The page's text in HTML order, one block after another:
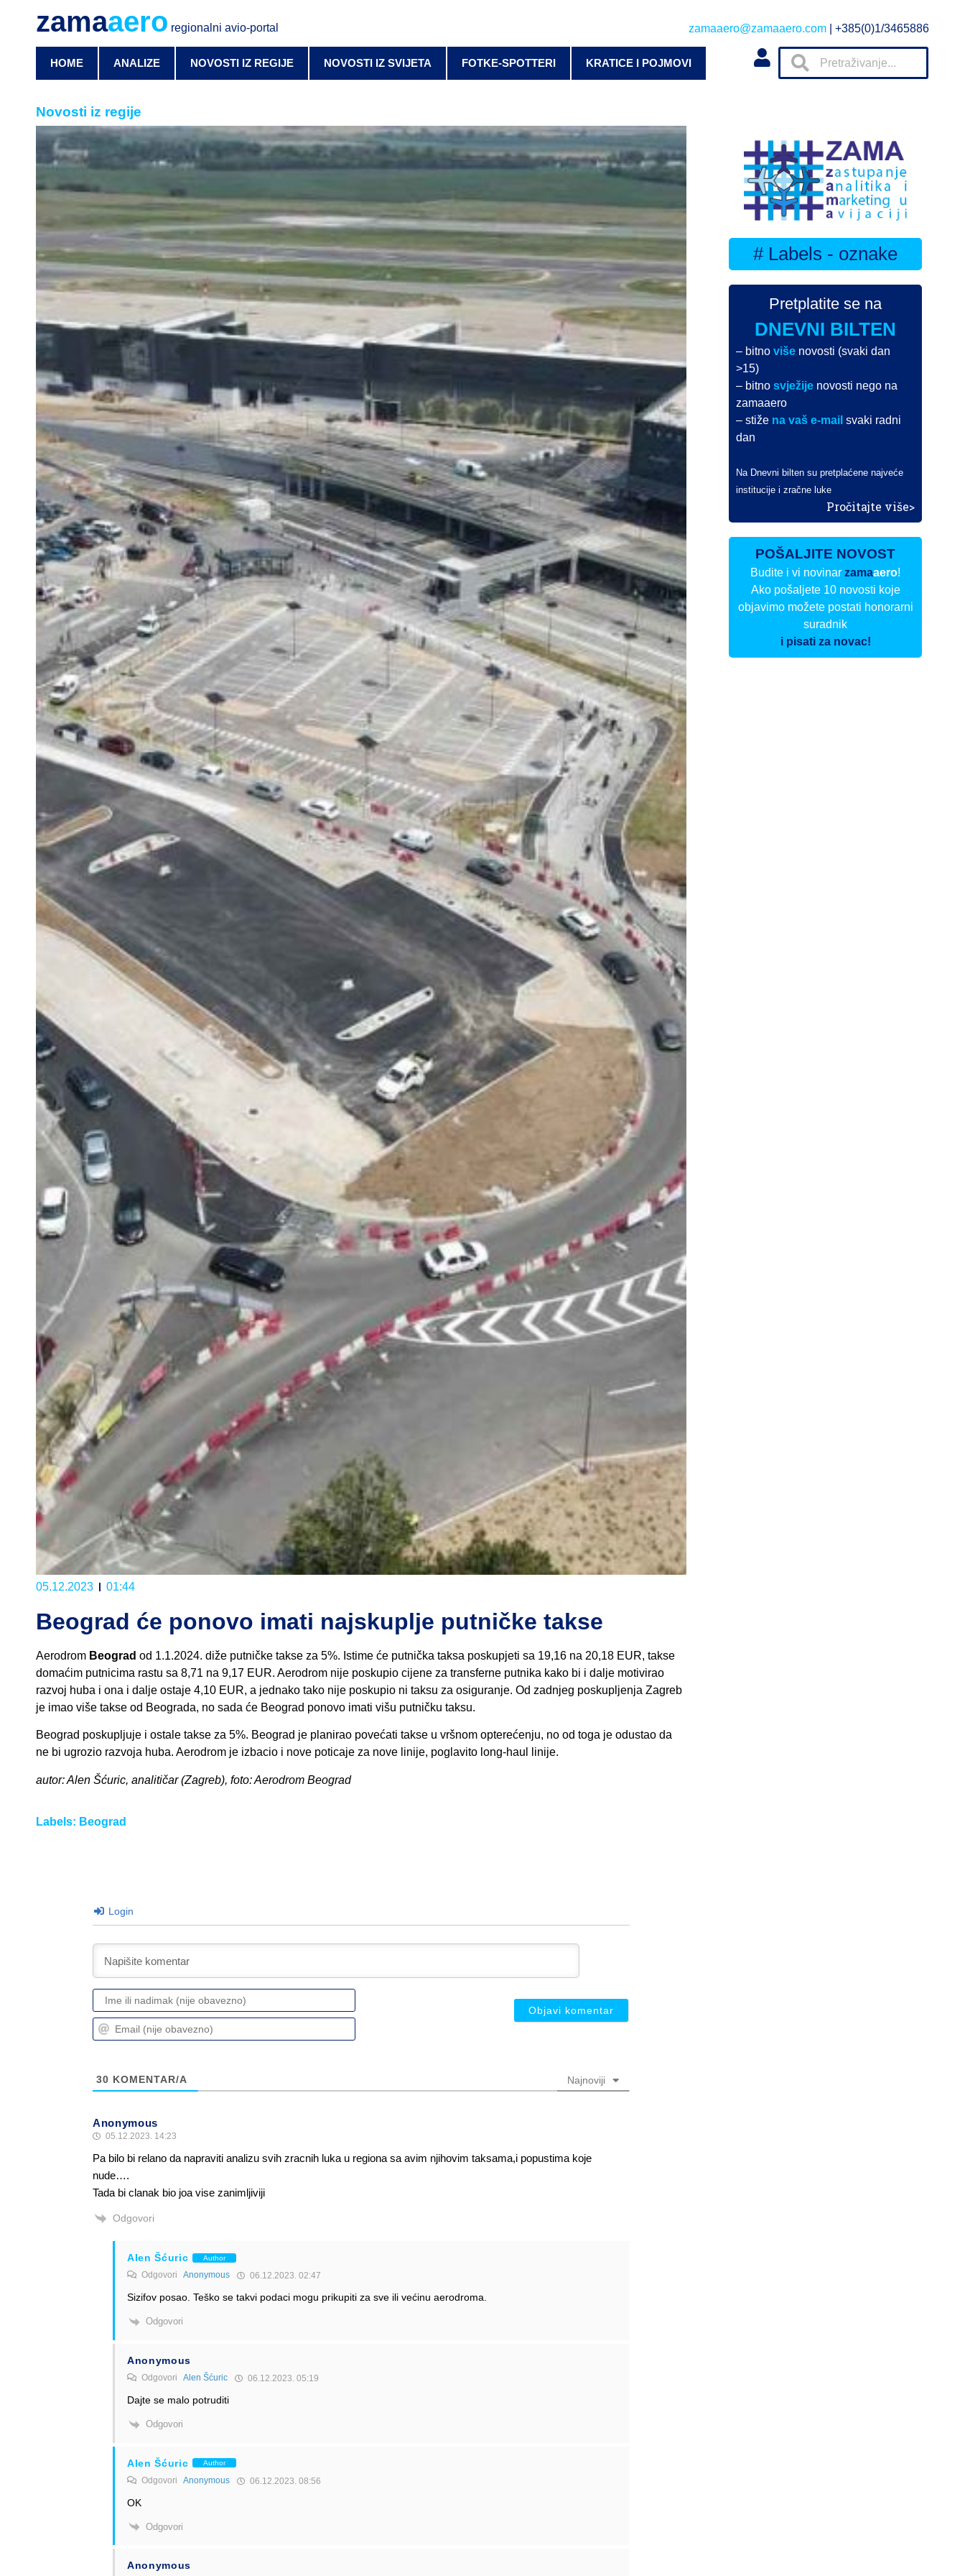
zamaaero regionalni avio-portal zamaaero@zamaaero.com | +385(0)1/3465886
HOME ANALIZE NOVOSTI IZ REGIJE NOVOSTI IZ SVIJETA FOTKE-SPOTTERI KRATICE I POJMOVI
Novosti iz regije
05.12.2023 01:44
Beograd će ponovo imati najskuplje putničke takse
Aerodrom Beograd od 1.1.2024. diže putničke takse za 5%. Istime će putnička taksa poskupjeti sa 19,16 na 20,18 EUR, takse
domaćim putnicima rastu sa 8,71 na 9,17 EUR. Aerodrom nije poskupio cijene za transferne putnika kako bi i dalje motivirao
razvoj huba i ona i dalje ostaje 4,10 EUR, a jednako tako nije poskupio ni taksu za osiguranje. Od zadnjeg poskupljenja Zagreb
je imao više takse od Beograda, no sada će Beograd ponovo imati višu putničku taksu.
Beograd poskupljuje i ostale takse za 5%. Beograd je planirao povećati takse u vršnom opterećenju, no od toga je odustao da
ne bi ugrozio razvoja huba. Aerodrom je izbacio i nove poticaje za nove linije, poglavito long-haul linije.
autor: Alen Šćuric, analitičar (Zagreb), foto: Aerodrom Beograd
Labels: Beograd
Login
Ime
ili
nadimak
Email
(nije
30 KOMENTAR/A Najnoviji
Anonymous
05.12.2023. 14:23
Pa bilo bi relano da napraviti analizu svih zracnih luka u regiona sa avim njihovim taksama,i popustima koje
nude….
Tada bi clanak bio joa vise zanimljiviji
Odgovori
Alen Šćuric Author
Odgovori Anonymous 06.12.2023. 02:47
Sizifov posao. Teško se takvi podaci mogu prikupiti za sve ili većinu aerodroma.
Odgovori
Anonymous
Odgovori Alen Šćuric 06.12.2023. 05:19
Dajte se malo potruditi
Odgovori
Alen Šćuric Author
Odgovori Anonymous 06.12.2023. 08:56
OK
Odgovori
Anonymous
# Labels - oznake
Pretplatite se na
DNEVNI BILTEN
– bitnoviše novosti (svaki dan
>15)
– bitnosvježije novosti nego na
zamaaero
– stiže na vaš e-mail svaki radni
dan
Na Dnevni bilten su pretplaćene najveće
institucije i zračne luke
Pročitajte više>
POŠALJITE NOVOST
Budite i vi novinarzamaaero!
Ako pošaljete 10 novosti koje
objavimo možete postati honorarni
suradnik
i pisati za novac!